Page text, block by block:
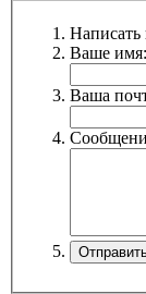
Написать
Ваше имя:
Ваша